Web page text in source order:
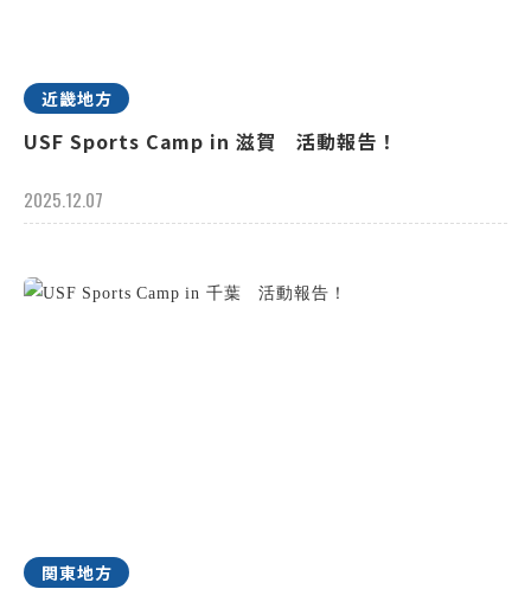
近畿地方
USF Sports Camp in 滋賀 活動報告！
2025.12.07
関東地方